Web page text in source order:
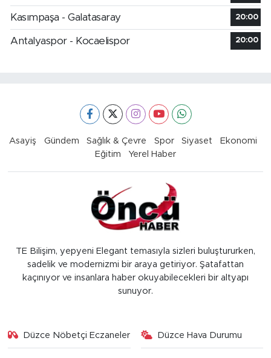
Kasımpaşa - Galatasaray 20:00
Antalyaspor - Kocaelispor 20:00
Asayiş Gündem Sağlık & Çevre Spor Siyaset
Ekonomi
Eğitim
Yerel Haber
TE Bilişim, yepyeni Elegant temasıyla sizleri buluştururken,
sadelik ve modernizmi bir araya getiriyor. Şatafattan
kaçınıyor ve insanlara haber okuyabilecekleri bir altyapı
sunuyor.
Düzce Nöbetçi Eczaneler Düzce Hava Durumu